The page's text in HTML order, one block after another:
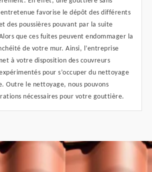
favorise le dépôt des différents
des poussières pouvant par la suite
que ces fuites peuvent endommager la
de votre mur. Ainsi, l’entreprise
à votre disposition des couvreurs
pour s’occuper du nettoyage
Outre le nettoyage, nous pouvons
nécessaires pour votre gouttière.